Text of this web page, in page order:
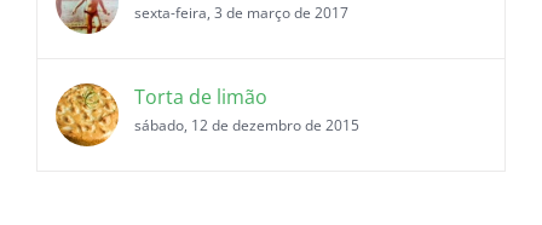
sexta-feira, 3 de março de 2017
Torta de limão
sábado, 12 de dezembro de 2015